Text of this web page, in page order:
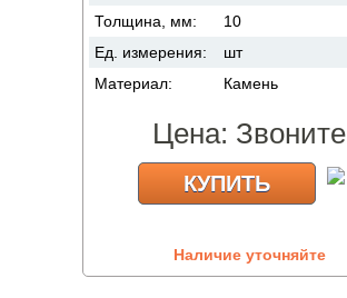
Толщина, мм:
10
Ед. измерения:
шт
Материал:
Камень
Цена: Звоните
КУПИТЬ
Наличие уточняйте